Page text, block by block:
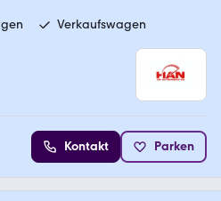
Verkaufswagen
Kontakt Parken